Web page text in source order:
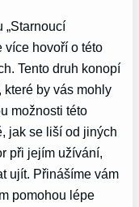
„Starnoucí
více hovoří o této
Tento druh konopí
které by vás mohly
možnosti této
jak se liší od jiných
při jejím užívání,
ujít. Přinášíme vám
pomohou lépe